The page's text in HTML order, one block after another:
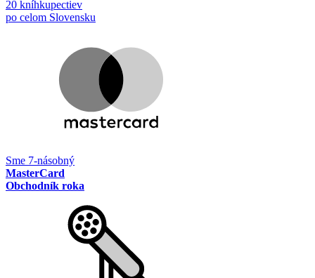
20 kníhkupectiev
po celom Slovensku
Sme 7-násobný
MasterCard
Obchodník roka